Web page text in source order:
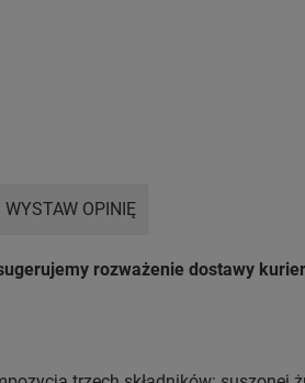
WYSTAW OPINIĘ
rozważenie dostawy